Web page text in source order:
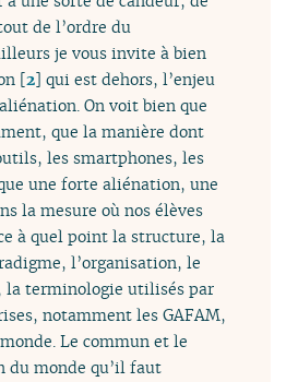
de l’ordre du
je vous invite à bien
[2] qui est dehors, l’enjeu
On voit bien que
que la manière dont
les smartphones, les
une forte aliénation, une
la mesure où nos élèves
à quel point la structure, la
l’organisation, le
la terminologie utilisés par
notamment les GAFAM,
Le commun et le
du monde qu’il faut